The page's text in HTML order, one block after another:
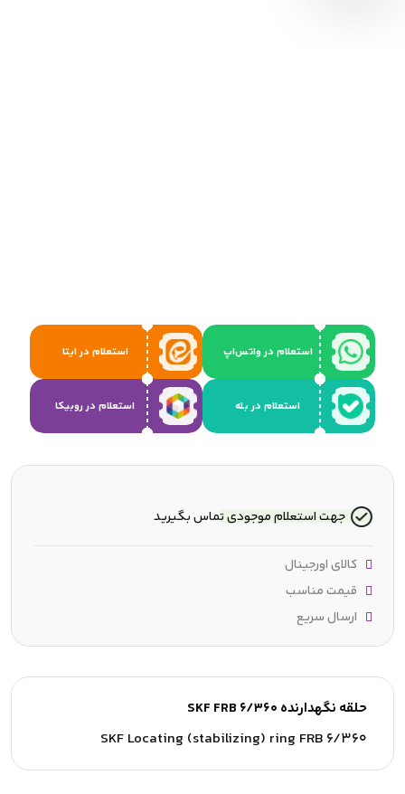
استعلام در واتس‌اپ استعلام در ایتا
استعلام در بله استعلام در روبیکا
حلقه نگهدارنده SKF FRB 6/360
SKF Locating (stabilizing) ring FRB 6/360
جهت استعلام موجودی تماس بگیرید
کالای اورجینال
قیمت مناسب
ارسال سریع